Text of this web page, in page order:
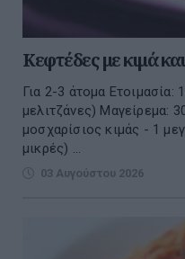
Κεφτέδες με κιμά
Για 2-3 άτομα Ετοιμασία:
μελιτζάνες) Μαγείρεμα:
μοσχαρίσιος κιμάς - 1
μικρές) ...
03 Αυγούστου 2026